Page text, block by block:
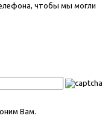
чтобы мы могли
Вам.